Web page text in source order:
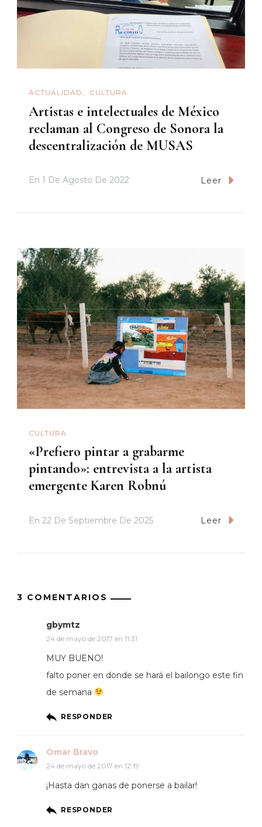
ACTUALIDAD CULTURA
Artistas e intelectuales de México
reclaman al Congreso de Sonora la
descentralización de MUSAS
En 1 De Agosto De 2022 Leer
CULTURA
«Prefiero pintar a grabarme
pintando»: entrevista a la artista
emergente Karen Robnú
En 22 De Septiembre De 2025 Leer
3 COMENTARIOS
gbymtz
24 de mayo de 2017 en 11:31
MUY BUENO!
falto poner en donde se hará el bailongo este fin
de semana
RESPONDER
Omar Bravo
24 de mayo de 2017 en 12:19
¡Hasta dan ganas de ponerse a bailar!
RESPONDER